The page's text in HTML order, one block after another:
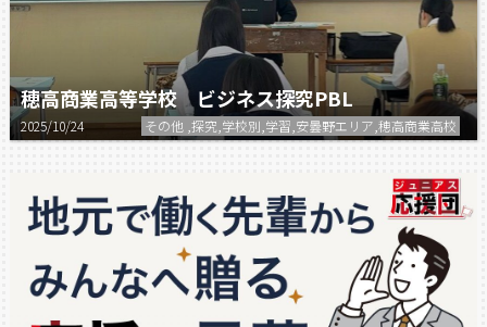
穂高商業高等学校 ビジネス探究PBL
2025/10/24 その他 ,探究,学校別,学習,安曇野エリア,穂高商業高校